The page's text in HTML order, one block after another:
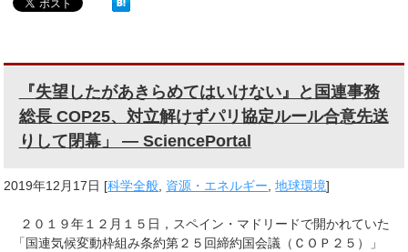
『失望したがあきらめてはいけない』と国連事務
総長 COP25、対立解けずパリ協定ルール合意先送
りして閉幕」 ― SciencePortal
2019年12月17日 [科学全般, 資源・エネルギー,地球環境]
２０１９年１２月１５日，スペイン・マドリードで開かれていた
「国連気候変動枠組み条約第２５回締約国会議（ＣＯＰ２５）」